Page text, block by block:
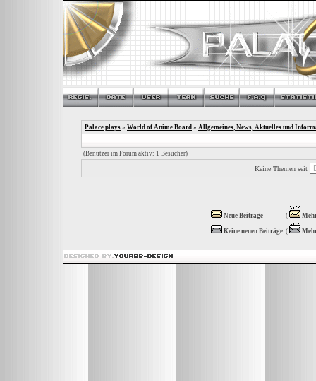
Palace plays » World of Anime Board » Allgemeines, News, Aktuelles und
(Benutzer im Forum aktiv: 1 Besucher)
Keine Themen seit
Neue Beiträge (
Keine neuen Beiträge (